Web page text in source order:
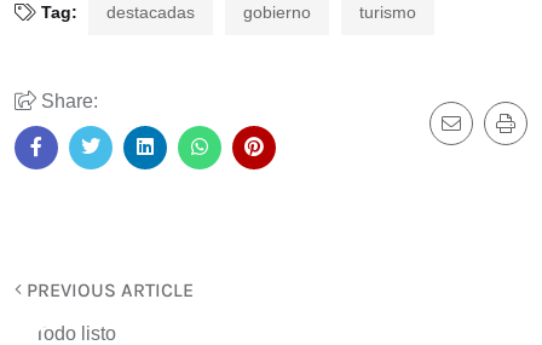
Tag: destacadas gobierno turismo
Share:
PREVIOUS ARTICLE